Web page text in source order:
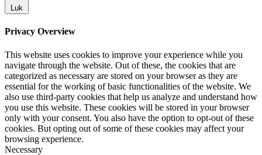
Luk
Privacy Overview
This website uses cookies to improve your experience while you
navigate through the website. Out of these, the cookies that are
categorized as necessary are stored on your browser as they are
essential for the working of basic functionalities of the website. We
also use third-party cookies that help us analyze and understand how
you use this website. These cookies will be stored in your browser
only with your consent. You also have the option to opt-out of these
cookies. But opting out of some of these cookies may affect your
browsing experience.
Necessary